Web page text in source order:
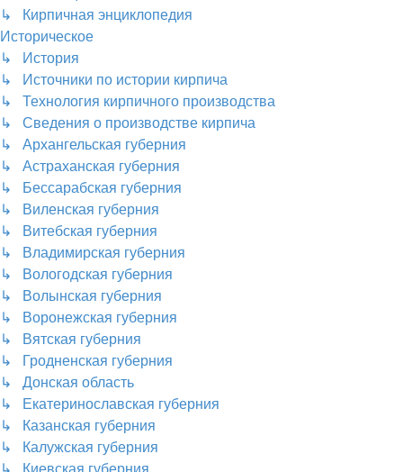
↳ Кирпичная энциклопедия
Историческое
↳ История
↳ Источники по истории кирпича
↳ Технология кирпичного производства
↳ Сведения о производстве кирпича
↳ Архангельская губерния
↳ Астраханская губерния
↳ Бессарабская губерния
↳ Виленская губерния
↳ Витебская губерния
↳ Владимирская губерния
↳ Вологодская губерния
↳ Волынская губерния
↳ Воронежская губерния
↳ Вятская губерния
↳ Гродненская губерния
↳ Донская область
↳ Екатеринославская губерния
↳ Казанская губерния
↳ Калужская губерния